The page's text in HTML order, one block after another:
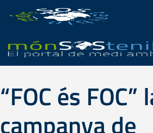
“FOC és FOC”
campanya de